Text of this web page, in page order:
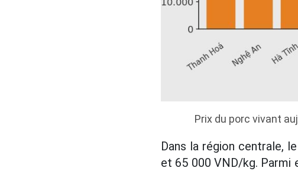
Prix du porc vivant
Dans la région centrale, le
et 65 000 VND/kg. Parmi